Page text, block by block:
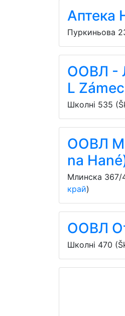
Аптека
Пуркиньова
ООВЛ -
L
Школні 535
ООВЛ
na
Млинска 367/
край)
ООВЛ
Школні 470